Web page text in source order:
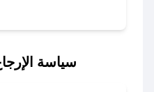
في حال عدم توفر
سياسة